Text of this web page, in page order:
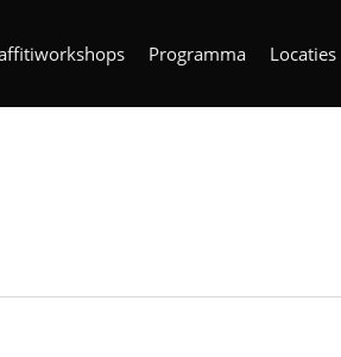
Programma Locaties